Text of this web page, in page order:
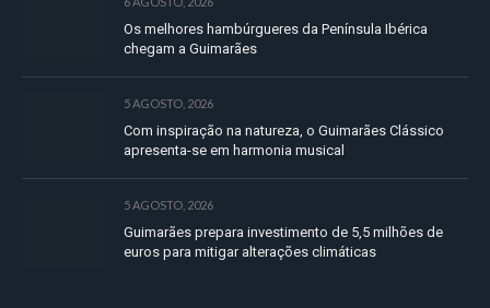
Os melhores hambúrgueres da Península Ibérica
chegam a Guimarães
5 AGOSTO, 2026
Com inspiração na natureza, o Guimarães Clássico
apresenta-se em harmonia musical
5 AGOSTO, 2026
Guimarães prepara investimento de 5,5 milhões de
euros para mitigar alterações climáticas